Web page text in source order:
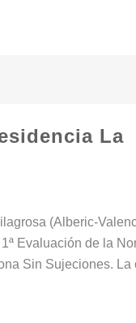
La
(Alberic-
Evaluación de la
Sin Sujeciones. La